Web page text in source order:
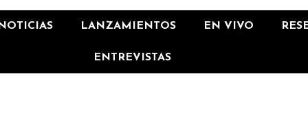
LANZAMIENTOS EN VIVO
ENTREVISTAS